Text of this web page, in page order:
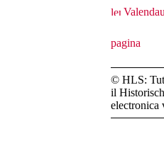
Valendau
© HLS:
il
electronica